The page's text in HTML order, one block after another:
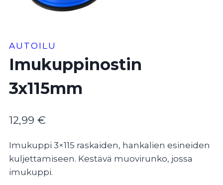
AUTOILU
Imukuppinostin
3x115mm
12,99 €
Imukuppi 3×115 raskaiden, hankalien esineiden
kuljettamiseen. Kestävä muovirunko, jossa
imukuppi.